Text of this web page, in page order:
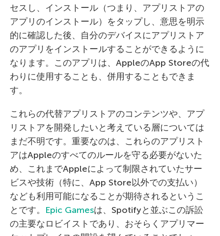
セスし、インストール（つまり、アプリストアの
アプリのインストール）をタップし、意思を明示
的に確認した後、自分のデバイスにアプリストア
のアプリをインストールすることができるように
なります。このアプリは、AppleのApp Storeの代
わりに使用することも、併用することもできま
す。
これらの代替アプリストアのコンテンツや、アプ
リストアを開発したいと考えている層については
まだ不明です。重要なのは、これらのアプリスト
アはAppleのすべてのルールを守る必要がないた
め、これまでAppleによって制限されていたサー
ビスや技術（特に、App Store以外での支払い）
なども利用可能になることが期待されるというこ
とです。 Epic Gamesは、Spotifyと並ぶこの訴訟
の主要なロビイストであり、おそらくアプリマー